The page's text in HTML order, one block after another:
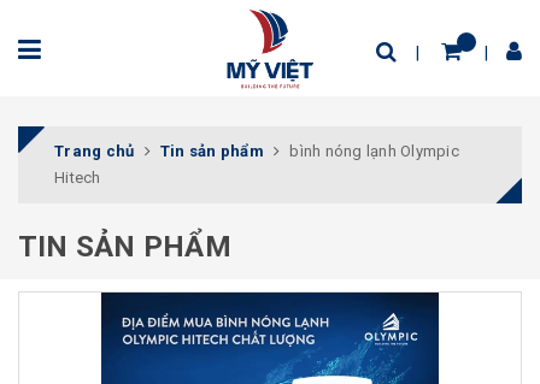
Trang chủ Tin sản phẩm
bình nóng lạnh Olympic
Hitech
TIN SẢN PHẨM